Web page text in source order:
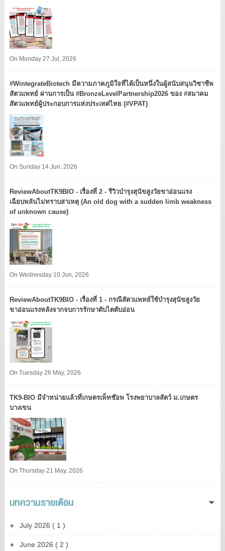
On Monday 27 Jul, 2026
#WintegrateBiotech มีความภาคภูมิใจที่ได้เป็นหนึ่งในผู้สนับสนุนวิชาชีพ
สัตวแพทย์ ผ่านการเป็น #BronzeLevelPartnership2026 ของ #สมาคม
สัตวแพทย์ผู้ประกอบการแห่งประเทศไทย (#VPAT)
On Sunday 14 Jun, 2026
ReviewAboutTK9BIO - เรื่องที่ 2 - รีวิวบำรุงสุนัขสูงวัยขาอ่อนแรง
เฉียบพลันไม่ทราบสาเหตุ (An old dog with a sudden limb weakness
of unknown cause)
On Wednesday 10 Jun, 2026
ReviewAboutTK9BIO - เรื่องที่ 1 - กรณีสัตวแพทย์ใช้บำรุงสุนัขสูงวัย
ขาอ่อนแรงหลังจากจบการรักษาตับไตตับอ่อน
On Tuesday 26 May, 2026
TK9​-BIO มีจำหน่ายแล้วที่เกษตรเพ็ทช๊อพ โรงพยาบาลสัตว์ ม.เกษตร
บางเขน​
On Thursday 21 May, 2026
บทความรายเดือน
July 2026 ( 1 )
June 2026 ( 2 )